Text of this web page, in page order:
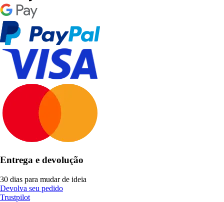
Entrega e devolução
30 dias para mudar de ideia
Devolva seu pedido
Trustpilot